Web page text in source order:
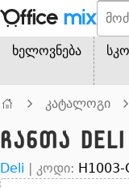
ხელოვნება
კატალოგი
ჩანთა
Deli | კოდი: H1003-